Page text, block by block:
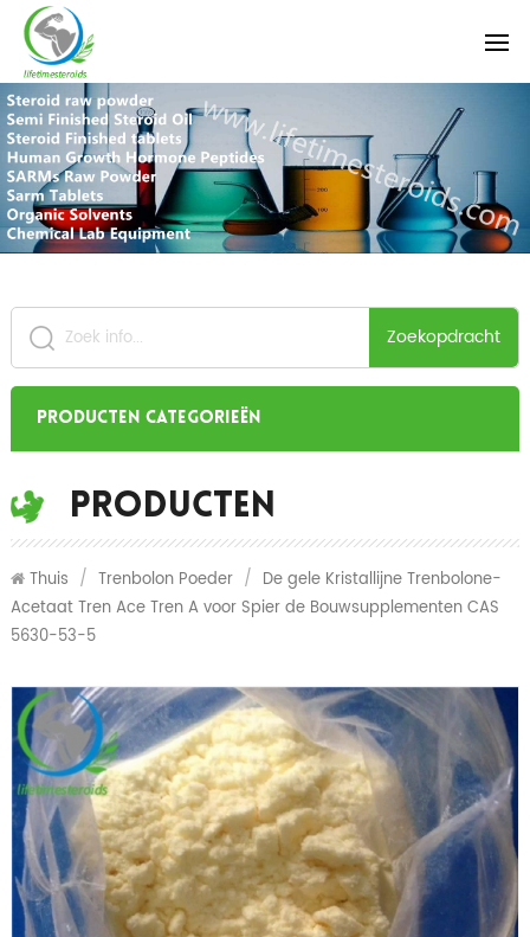
Zoekopdracht
Producten categorieën
Producten
Thuis / Trenbolon Poeder / De gele Kristallijne Trenbolone-
Acetaat Tren Ace Tren A voor Spier de Bouwsupplementen CAS
5630-53-5